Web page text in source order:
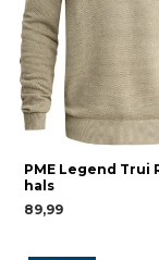
PME Legend Trui
hals
89,99